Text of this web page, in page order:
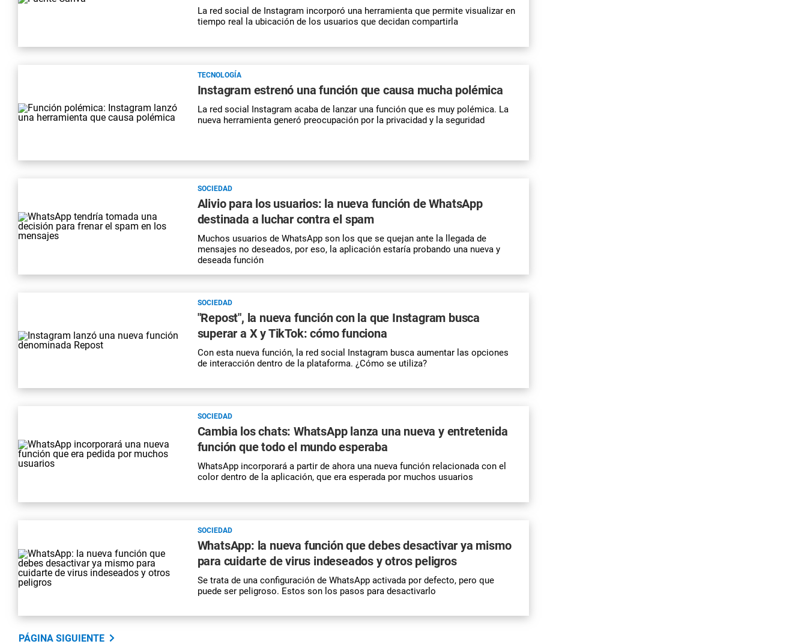
La red social de Instagram incorporó una herramienta que permite visualizar en
tiempo real la ubicación de los usuarios que decidan compartirla
TECNOLOGÍA
Instagram estrenó una función que causa mucha polémica
La red social Instagram acaba de lanzar una función que es muy polémica. La
nueva herramienta generó preocupación por la privacidad y la seguridad
SOCIEDAD
Alivio para los usuarios: la nueva función de WhatsApp
destinada a luchar contra el spam
Muchos usuarios de WhatsApp son los que se quejan ante la llegada de
mensajes no deseados, por eso, la aplicación estaría probando una nueva y
deseada función
SOCIEDAD
"Repost", la nueva función con la que Instagram busca
superar a X y TikTok: cómo funciona
Con esta nueva función, la red social Instagram busca aumentar las opciones
de interacción dentro de la plataforma. ¿Cómo se utiliza?
SOCIEDAD
Cambia los chats: WhatsApp lanza una nueva y entretenida
función que todo el mundo esperaba
WhatsApp incorporará a partir de ahora una nueva función relacionada con el
color dentro de la aplicación, que era esperada por muchos usuarios
SOCIEDAD
WhatsApp: la nueva función que debes desactivar ya mismo
para cuidarte de virus indeseados y otros peligros
Se trata de una configuración de WhatsApp activada por defecto, pero que
puede ser peligroso. Estos son los pasos para desactivarlo
PÁGINA SIGUIENTE